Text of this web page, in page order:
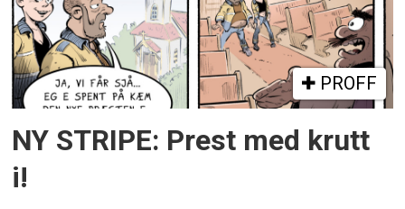
PROFF
NY STRIPE: Prest med krutt
i!